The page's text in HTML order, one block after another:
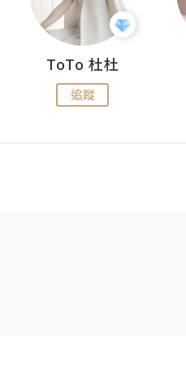
ToTo 杜杜
追蹤